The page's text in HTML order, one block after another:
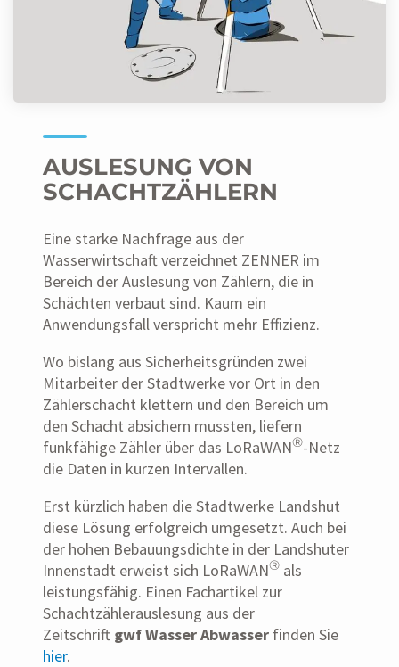
AUSLESUNG VON
SCHACHTZÄHLERN
Eine starke Nachfrage aus der
Wasserwirtschaft verzeichnet ZENNER im
Bereich der Auslesung von Zählern, die in
Schächten verbaut sind. Kaum ein
Anwendungsfall verspricht mehr Effizienz.
Wo bislang aus Sicherheitsgründen zwei
Mitarbeiter der Stadtwerke vor Ort in den
Zählerschacht klettern und den Bereich um
den Schacht absichern mussten, liefern
funkfähige Zähler über das LoRaWAN®-Netz
die Daten in kurzen Intervallen.
Erst kürzlich haben die Stadtwerke Landshut
diese Lösung erfolgreich umgesetzt. Auch bei
der hohen Bebauungsdichte in der Landshuter
Innenstadt erweist sich LoRaWAN® als
leistungsfähig. Einen Fachartikel zur
Schachtzählerauslesung aus der
Zeitschrift gwf Wasser Abwasser finden Sie
hier.